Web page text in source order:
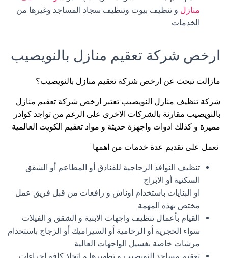
منازل و تنظيف بيوت وتنظيف سجاد المساجد وغيرها من
الخدمات
ارخص شركة تعقيم منازل بالنويصيب
مازالت تبحث عن ارخص شركة تعقيم منازل بالنويصيب؟
شركة تنظيف منازل النويصيب تعتبر ارخص شركة تعقيم منازل
بالنويصيب مقارنة بالشركات الاخرى على الرغم من تواجد كوادر
مميزة و كذلك ادوات واجهزة حديثة و مواد تعقيم الكويت العالمية.
نعمل على تقديم عدة خدمات من اهمها:
تنظيف النوافذ الزجاجية للفنادق أو المطاعم أو الشقق
السكنية أو الابراج
او البنايات باستخدام اوناش و رافعات من قبل فريق عمل
مختص بهذه المهمة.
القيام بأعمال تنظيف واجهات الابنية و الشقق و الفيلات
سواء الحجرية أو الرخامية أو السيراميك أو الزجاج باستخدام
مرشات خاصة بغسيل الواجهات العالية.